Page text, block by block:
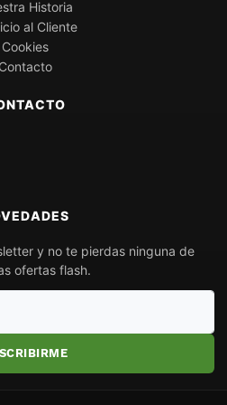
Historia
al Cliente
Cookies
Contacto
y no te pierdas ninguna de
ofertas flash.